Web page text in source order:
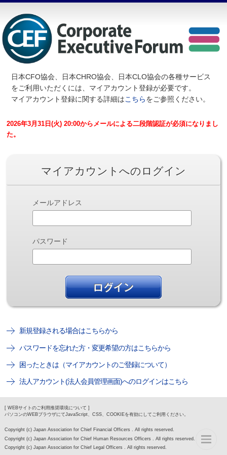
日本CFO協会、日本CHRO協会、日本CLO協会の各種サービス
をご利用いただくには、マイアカウント登録が必要です。
マイアカウント登録に関する詳細はこちらをご参照ください。
2026年3月31日(火) 20:00からメールによる二段階認証が必須になりまし
た。
マイアカウントへのログイン
メールアドレス
パスワード
新規登録される場合はこちらから
パスワードを忘れた方・変更希望の方はこちらから
困ったときは（マイアカウントのご登録について）
法人アカウント(法人会員管理画面)へのログインはこちら
[ WEBサイトのご利用推奨環境について ]
パソコンのWEBブラウザにてJavaScript、CSS、COOKIEを有効にしてご利用ください。
Copyright (c) Japan Association for Chief Financial Officers . All rights reserved.
Copyright (c) Japan Association for Chief Human Resources Officers . All rights reserved.
Copyright (c) Japan Association for Chief Legal Officers . All rights reserved.